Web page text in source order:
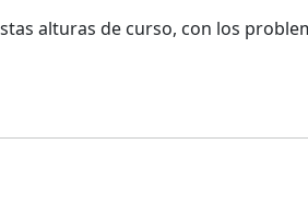
alturas de curso, con los